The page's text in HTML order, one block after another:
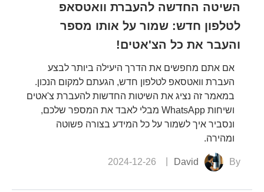
השיטה החדשה להעברת וואטסאפ
לטלפון חדש: שמור על אותו מספר
והעבר את כל הצ'אטים!
אם אתם מחפשים את הדרך היעילה ביותר לבצע
העברת וואטסאפ לטלפון חדש, הגעתם למקום הנכון.
במאמר זה נציג את השיטות החדשות להעברת צ'אטים
ושיחות WhatsApp מבלי לאבד את המספר שלכם,
ונסביר איך לשמור על כל המידע בצורה פשוטה
ומהירה.
By
David
2024-12-26